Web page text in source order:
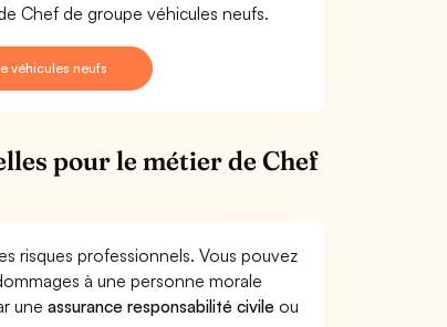
Chef de groupe véhicules neufs.
véhicules neufs
pour le métier de Chef
risques professionnels. Vous pouvez
à une personne morale
uneassurance responsabilité civile ou